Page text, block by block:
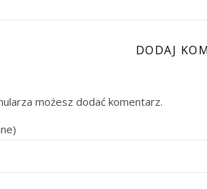
DODAJ
możesz dodać komentarz.